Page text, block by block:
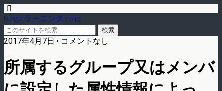
blog.eラーニング.co.jp
2017年4月7日 • コメントなし
所属するグループ又はメンバ